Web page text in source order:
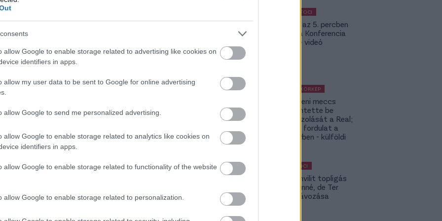
allow Google to enable storage related to advertising like cookies on
identifiers in apps.
allow my user data to be sent to Google for online advertising
allow Google to send me personalized advertising.
allow Google to enable storage related to analytics like cookies on
identifiers in apps.
allow Google to enable storage related to functionality of the website
allow Google to enable storage related to personalization.
ez is három pontot ért Harry Kane-ék számára,
továbbra is 100 százalékosak.
Elolvasom
látná a szaúdi al-Nasszr, és a katalán
zárkózna el a peremembernek számító dán
a klub 23 éves védőjét, aki az első
(Marca)
lett az élvonalból kiesett csapat új
KÜLFÖLDI FOCI
Bolla már az 5. percben
betalált a Konferencia
Ligában – videó
KÜLFÖLDI KÖRKÉP
A Fradi elleni meccs
előtt jelentette be
rekordigazolását a Real;
hatalmas fordulat a
Rodri-ügyben - külföldi
MAGYAR FOCI
Yaakobishvilit topligás
csapat vinné, de Ter
Stegen távozása